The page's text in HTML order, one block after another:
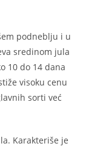
podneblju i u
sredinom jula
10 do 14 dana
visoku cenu
sorti već
Karakteriše je